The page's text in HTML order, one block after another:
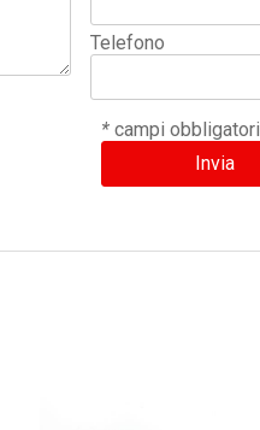
Telefono
*campi obbligatori